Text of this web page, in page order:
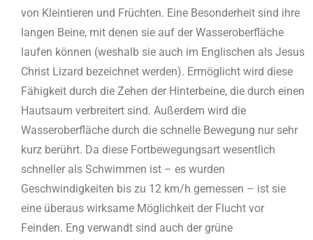
von Kleintieren und Früchten. Eine Besonderheit sind ihre
langen Beine, mit denen sie auf der Wasseroberfläche
laufen können (weshalb sie auch im Englischen als Jesus
Christ Lizard bezeichnet werden). Ermöglicht wird diese
Fähigkeit durch die Zehen der Hinterbeine, die durch einen
Hautsaum verbreitert sind. Außerdem wird die
Wasseroberfläche durch die schnelle Bewegung nur sehr
kurz be­rührt. Da diese Fortbewegungsart wesentlich
schneller als Schwimmen ist – es wurden
Geschwindigkeiten bis zu 12 km/h gemessen – ist sie
eine überaus wirksame Möglichkeit der Flucht vor
Feinden. Eng verwandt sind auch der grüne